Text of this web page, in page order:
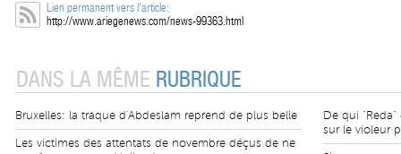
Lien permanent vers l'article:
http://www.ariegenews.com/news-99363.html
DANS LA MÊME RUBRIQUE
Bruxelles: la traque d'Abdeslam reprend de plus belle
Les victimes des attentats de novembre déçus de ne
De qui
sur le violeur